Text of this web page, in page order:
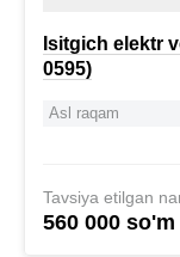
Isitgich elektr
0595)
Asl raqam
Tavsiya etilgan
560 000 so'm